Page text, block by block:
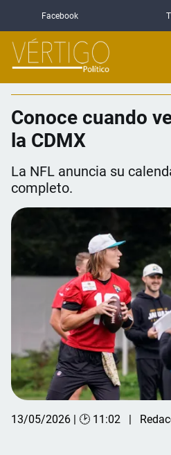
Facebook
Conoce cuando
la CDMX
La NFL anuncia su
completo.
13/05/2026 | 🕑 11:02